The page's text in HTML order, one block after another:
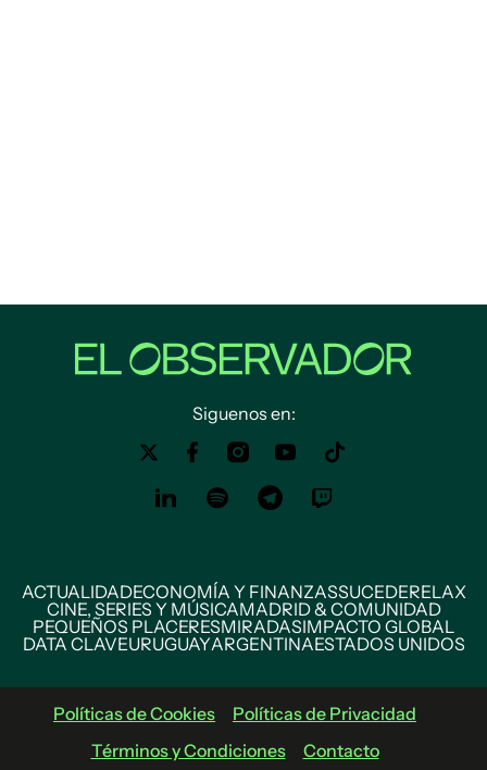
Siguenos en:
ACTUALIDADECONOMÍA Y FINANZASSUCEDERELAX
CINE, SERIES Y MÚSICAMADRID & COMUNIDAD
PEQUEÑOS PLACERESMIRADASIMPACTO GLOBAL
DATA CLAVEURUGUAYARGENTINAESTADOS UNIDOS
Políticas de Cookies
Políticas de Privacidad
Términos y Condiciones
Contacto